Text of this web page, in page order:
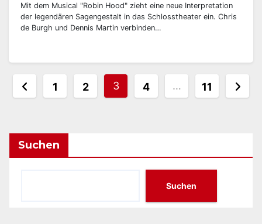
Mit dem Musical "Robin Hood" zieht eine neue Interpretation
der legendären Sagengestalt in das Schlosstheater ein. Chris
de Burgh und Dennis Martin verbinden…
1 2 3 4 … 11
Suchen
Suchen